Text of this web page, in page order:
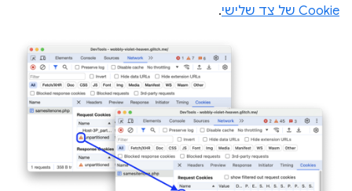
Cookie של צד שלישי
.